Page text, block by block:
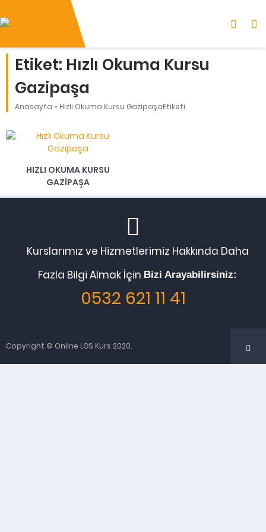
Etiket: Hızlı Okuma Kursu
Gazipaşa
Anasayfa » Hızlı Okuma Kursu GazipaşaEtiketi
HIZLI OKUMA KURSU
GAZIPAŞA
Kurslarımız ve Hizmetlerimiz Hakkında Daha
Fazla Bilgi Almak İçin Bizi Arayabilirsiniz:
0532 621 11 41
Copyright © Online LGS Kurs 2020.